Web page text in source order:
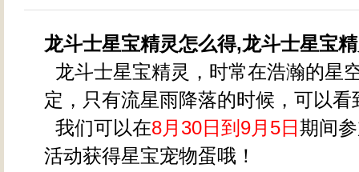
龙斗士星宝精灵怎么得,龙斗士星宝
龙斗士星宝精灵，时常在浩瀚的星
定，只有流星雨降落的时候，可以看
我们可以在8月30日到9月5日 期间
活动获得星宝宠物蛋哦！